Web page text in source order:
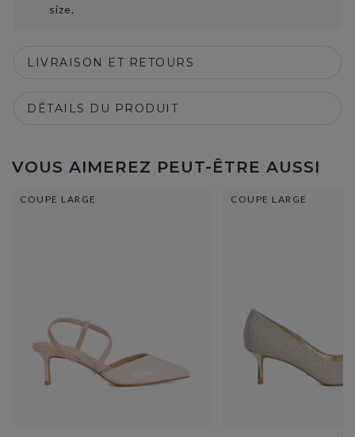
size.
LIVRAISON ET RETOURS
DÉTAILS DU PRODUIT
VOUS AIMEREZ PEUT-ÊTRE AUSSI
COUPE LARGE COUPE LARGE